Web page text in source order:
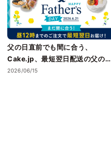
父の日直前でも間に合う、
Cake.jp、最短翌日配送の父の日
スイーツを展開
2026/06/15